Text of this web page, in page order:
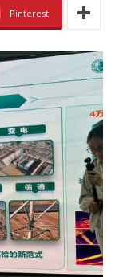
Pinterest